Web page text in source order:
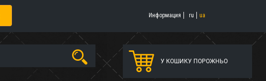
Информация ru ua
У КОШИКУ ПОРОЖНЬО